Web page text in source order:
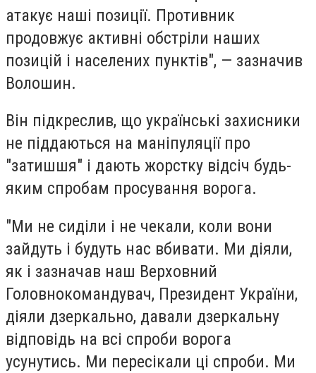
атакує наші позиції. Противник
продовжує активні обстріли наших
позицій і населених пунктів", — зазначив
Волошин.
Він підкреслив, що українські захисники
не піддаються на маніпуляції про
"затишшя" і дають жорстку відсіч будь-
яким спробам просування ворога.
"Ми не сиділи і не чекали, коли вони
зайдуть і будуть нас вбивати. Ми діяли,
як і зазначав наш Верховний
Головнокомандувач, Президент України,
діяли дзеркально, давали дзеркальну
відповідь на всі спроби ворога
усунутись. Ми пересікали ці спроби. Ми